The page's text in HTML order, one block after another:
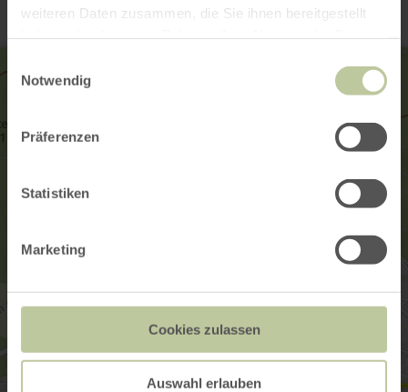
weiteren Daten zusammen, die Sie ihnen bereitgestellt
Notwendig
Präferenzen
Statistiken
Marketing
Cookies zulassen
Auswahl erlauben